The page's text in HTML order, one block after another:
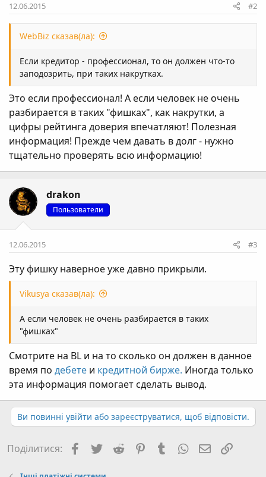
12.06.2015 #2
WebBiz сказав(ла):
Если кредитор - профессионал, то он должен что-то
заподозрить, при таких накрутках.
Это если профессионал! А если человек не очень
разбирается в таких "фишках", как накрутки, а
цифры рейтинга доверия впечатляют! Полезная
информация! Прежде чем давать в долг - нужно
тщательно проверять всю информацию!
drakon
Пользователи
12.06.2015 #3
Эту фишку наверное уже давно прикрыли.
Vikusya сказав(ла):
А если человек не очень разбирается в таких
"фишках"
Смотрите на BL и на то сколько он должен в данное
время по дебете и кредитной бирже. Иногда только
эта информация помогает сделать вывод.
Ви повинні увійти або зареєструватися, щоб відповісти.
Поділитися: Facebook
TwitterReddit PinterestTumblrWhatsApp
E-mail